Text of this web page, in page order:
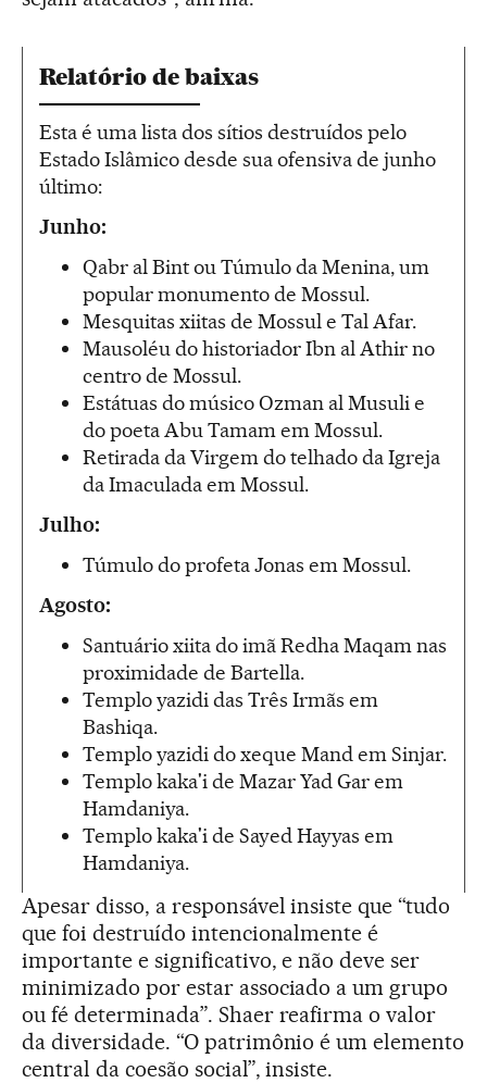
Relatório de baixas
Esta é uma lista dos sítios destruídos pelo
Estado Islâmico desde sua ofensiva de junho
último:
Junho:
Qabr al Bint ou Túmulo da Menina, um
popular monumento de Mossul.
Mesquitas xiitas de Mossul e Tal Afar.
Mausoléu do historiador Ibn al Athir no
centro de Mossul.
Estátuas do músico Ozman al Musuli e
do poeta Abu Tamam em Mossul.
Retirada da Virgem do telhado da Igreja
da Imaculada em Mossul.
Julho:
Túmulo do profeta Jonas em Mossul.
Agosto:
Santuário xiita do imã Redha Maqam nas
proximidade de Bartella.
Templo yazidi das Três Irmãs em
Bashiqa.
Templo yazidi do xeque Mand em Sinjar.
Templo kaka'i de Mazar Yad Gar em
Hamdaniya.
Templo kaka'i de Sayed Hayyas em
Hamdaniya.
Apesar disso, a responsável insiste que “tudo
que foi destruído intencionalmente é
importante e significativo, e não deve ser
minimizado por estar associado a um grupo
ou fé determinada”. Shaer reafirma o valor
da diversidade. “O patrimônio é um elemento
central da coesão social”, insiste.